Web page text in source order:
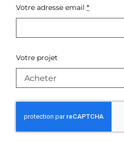
Votre adresse email *
Votre projet